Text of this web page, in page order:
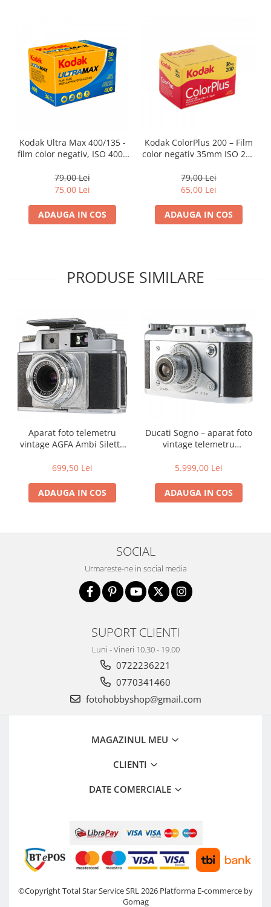
Kodak Ultra Max 400/135 -
film color negativ, ISO 400 ,
79,00 Lei
75,00 Lei
ADAUGA IN COS
Kodak ColorPlus 200 – Film
color negativ 35mm ISO 200
fină pentru fotografie de zi
cu zi
79,00 Lei
65,00 Lei
ADAUGA IN COS
PRODUSE SIMILARE
Aparat foto telemetru
vintage AGFA Ambi Silette
699,50 Lei
ADAUGA IN COS
Ducati Sogno – aparat foto
vintage telemetru
5.999,00 Lei
ADAUGA IN COS
SOCIAL
Urmareste-ne in social media
SUPORT CLIENTI
Luni - Vineri 10.30 - 19.00
0722236221
0770341460
fotohobbyshop@gmail.com
MAGAZINUL MEU
CLIENTI
DATE COMERCIALE
©Copyright Total Star Service SRL 2026 Platforma E-commerce by
Gomag